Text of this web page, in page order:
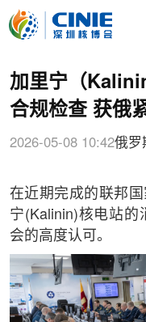
加里宁（
合规检查 获俄
2026-05-08 10:42俄罗
在近期完成的联邦
宁(Kalinin)核电站的
会的高度认可。